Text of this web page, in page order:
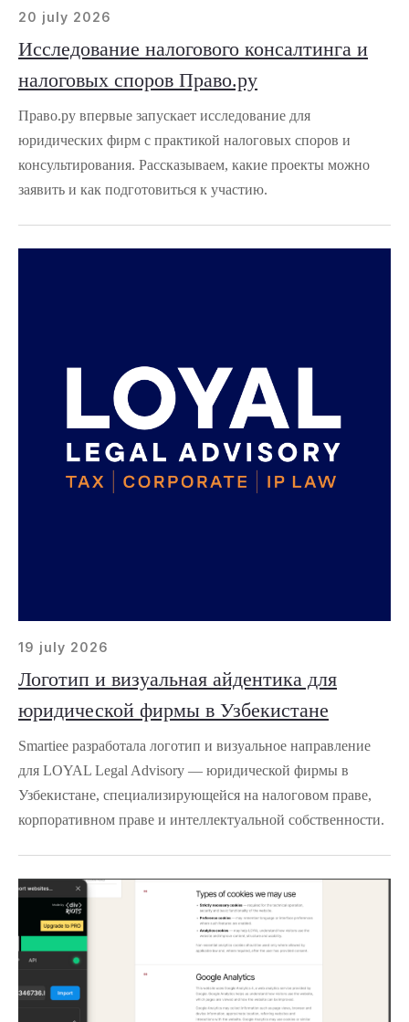
20 july 2026
Исследование налогового консалтинга и
налоговых споров Право.ру
Право.ру впервые запускает исследование для
юридических фирм с практикой налоговых споров и
консультирования. Рассказываем, какие проекты можно
заявить и как подготовиться к участию.
19 july 2026
Логотип и визуальная айдентика для
юридической фирмы в Узбекистане
Smartiee разработала логотип и визуальное направление
для LOYAL Legal Advisory — юридической фирмы в
Узбекистане, специализирующейся на налоговом праве,
корпоративном праве и интеллектуальной собственности.